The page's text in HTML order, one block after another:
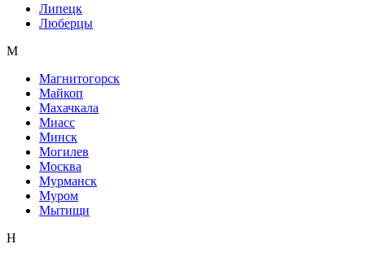
Липецк
Люберцы
М
Магнитогорск
Майкоп
Махачкала
Миасс
Минск
Могилев
Москва
Мурманск
Муром
Мытищи
Н